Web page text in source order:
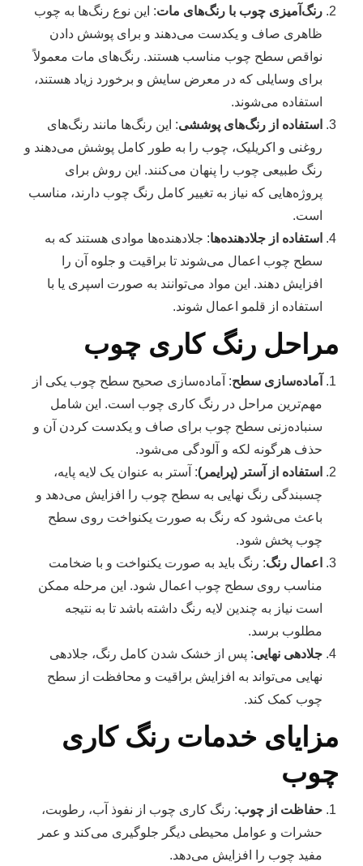
رنگ‌آمیزی چوب با رنگ‌های مات: این نوع رنگ‌ها به چوب
ظاهری صاف و یکدست می‌دهند و برای پوشش دادن
نواقص سطح چوب مناسب هستند. رنگ‌های مات معمولاً
برای وسایلی که در معرض سایش و برخورد زیاد هستند،
استفاده می‌شوند.
استفاده از رنگ‌های پوششی: این رنگ‌ها مانند رنگ‌های
روغنی و اکریلیک، چوب را به طور کامل پوشش می‌دهند و
رنگ طبیعی چوب را پنهان می‌کنند. این روش برای
پروژه‌هایی که نیاز به تغییر کامل رنگ چوب دارند، مناسب
است.
استفاده از جلادهنده‌ها: جلادهنده‌ها موادی هستند که به
سطح چوب اعمال می‌شوند تا براقیت و جلوه آن را
افزایش دهند. این مواد می‌توانند به صورت اسپری یا با
استفاده از قلمو اعمال شوند.
مراحل رنگ‌ کاری چوب
آماده‌سازی سطح: آماده‌سازی صحیح سطح چوب یکی از
مهم‌ترین مراحل در رنگ کاری چوب است. این شامل
سنباده‌زنی سطح چوب برای صاف و یکدست کردن آن و
حذف هرگونه لکه و آلودگی می‌شود.
استفاده از آستر (پرایمر): آستر به عنوان یک لایه پایه،
چسبندگی رنگ نهایی به سطح چوب را افزایش می‌دهد و
باعث می‌شود که رنگ به صورت یکنواخت روی سطح
چوب پخش شود.
اعمال رنگ: رنگ باید به صورت یکنواخت و با ضخامت
مناسب روی سطح چوب اعمال شود. این مرحله ممکن
است نیاز به چندین لایه رنگ داشته باشد تا به نتیجه
مطلوب برسد.
جلادهی نهایی: پس از خشک شدن کامل رنگ، جلادهی
نهایی می‌تواند به افزایش براقیت و محافظت از سطح
چوب کمک کند.
مزایای خدمات رنگ‌ کاری
چوب
حفاظت از چوب: رنگ کاری چوب از نفوذ آب، رطوبت،
حشرات و عوامل محیطی دیگر جلوگیری می‌کند و عمر
مفید چوب را افزایش می‌دهد.